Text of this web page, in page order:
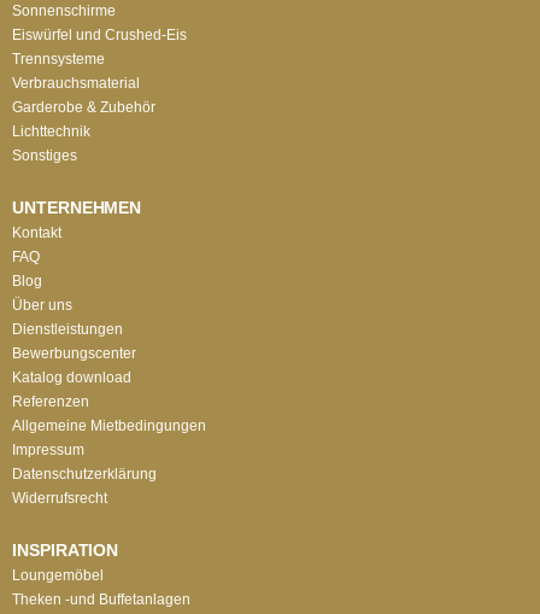
Sonnenschirme
Eiswürfel und Crushed-Eis
Trennsysteme
Verbrauchsmaterial
Garderobe & Zubehör
Lichttechnik
Sonstiges
UNTERNEHMEN
Kontakt
FAQ
Blog
Über uns
Dienstleistungen
Bewerbungscenter
Katalog download
Referenzen
Allgemeine Mietbedingungen
Impressum
Datenschutzerklärung
Widerrufsrecht
INSPIRATION
Loungemöbel
Theken -und Buffetanlagen